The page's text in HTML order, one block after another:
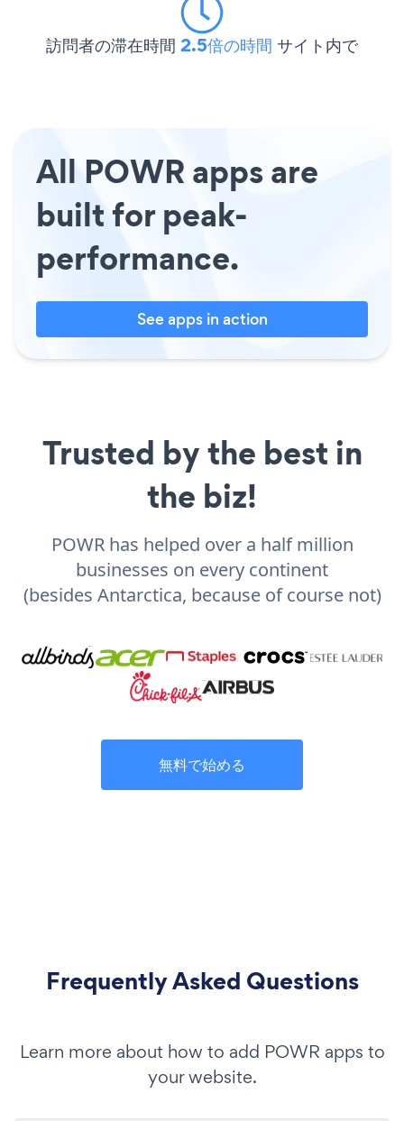
訪問者の滞在時間 2.5倍の時間 サイト内で
All POWR apps are
built for peak-
performance.
See apps in action
Trusted by the best in
the biz!
POWR has helped over a half million
businesses on every continent
(besides Antarctica, because of course not)
無料で始める
Frequently Asked Questions
Learn more about how to add POWR apps to
your website.